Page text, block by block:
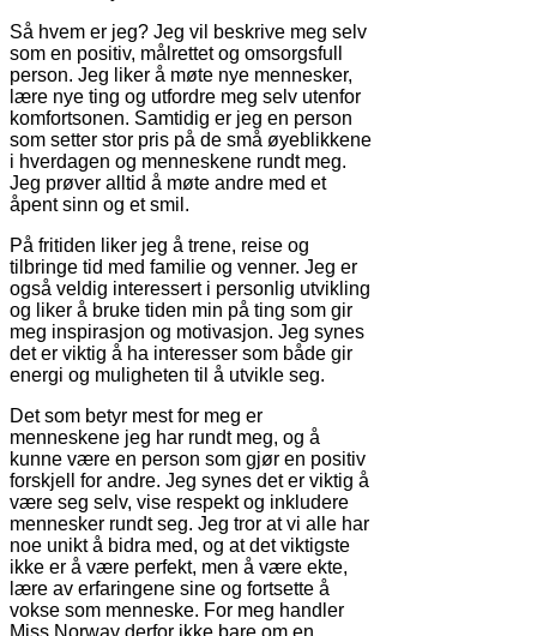
Så hvem er jeg? Jeg vil beskrive meg selv
som en positiv, målrettet og omsorgsfull
person. Jeg liker å møte nye mennesker,
lære nye ting og utfordre meg selv utenfor
komfortsonen. Samtidig er jeg en person
som setter stor pris på de små øyeblikkene
i hverdagen og menneskene rundt meg.
Jeg prøver alltid å møte andre med et
åpent sinn og et smil.
På fritiden liker jeg å trene, reise og
tilbringe tid med familie og venner. Jeg er
også veldig interessert i personlig utvikling
og liker å bruke tiden min på ting som gir
meg inspirasjon og motivasjon. Jeg synes
det er viktig å ha interesser som både gir
energi og muligheten til å utvikle seg.
Det som betyr mest for meg er
menneskene jeg har rundt meg, og å
kunne være en person som gjør en positiv
forskjell for andre. Jeg synes det er viktig å
være seg selv, vise respekt og inkludere
mennesker rundt seg. Jeg tror at vi alle har
noe unikt å bidra med, og at det viktigste
ikke er å være perfekt, men å være ekte,
lære av erfaringene sine og fortsette å
vokse som menneske. For meg handler
Miss Norway derfor ikke bare om en